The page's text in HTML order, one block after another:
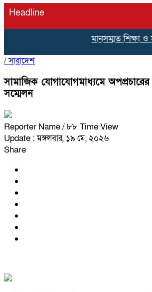
Headline
মানসম্মত শিক্ষা ও
/সারাদেশ
সামাজিক যোগাযোগমাধ্যমে অপপ্রচারের
সম্মেলন
Reporter Name/ ৮৮ Time View
Update : মঙ্গলবার, ১৯ মে, ২০২৬
Share